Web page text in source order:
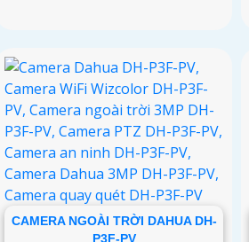
CAMERA NGOÀI TRỜI DAHUA DH-
P3F-PV